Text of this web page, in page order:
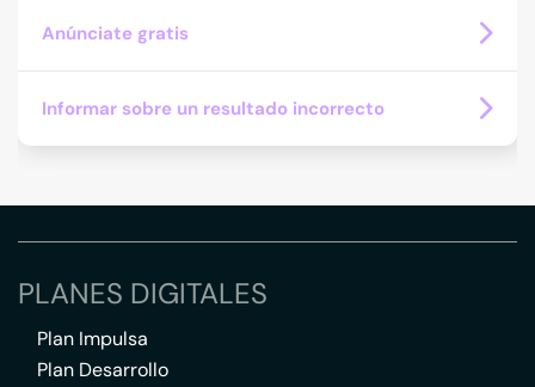
Anúnciate gratis
Informar sobre un resultado incorrecto
PLANES DIGITALES
Plan Impulsa
Plan Desarrollo